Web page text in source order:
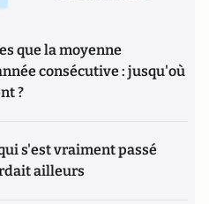
que la moyenne
consécutive : jusqu'où
?
s'est vraiment passé
ailleurs